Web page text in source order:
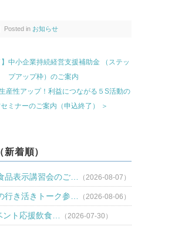
Posted in お知らせ
】中小企業持続経営支援補助金 （ステッ
プアップ枠）のご案内
産性アップ！利益につながる５S活動の
ミナーのご案内（申込終了） ＞
着順）
品表示講習会のご… （2026-08-07）
行き活きトーク参… （2026-08-06）
ント応援飲食… （2026-07-30）